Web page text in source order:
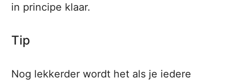
in principe klaar.
Tip
Nog lekkerder wordt het als je iedere